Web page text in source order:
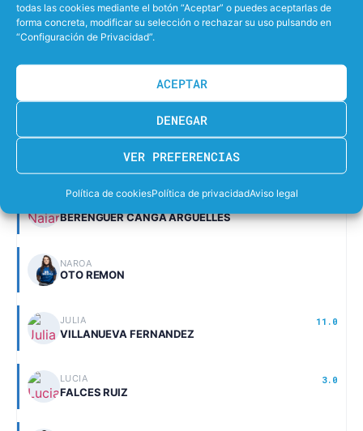
todas las cookies mediante el botón “Aceptar” o puedes aceptarlas de
forma concreta, modificar su selección o rechazar su uso pulsando en
“Configuración de Privacidad”.
ACEPTAR
DENEGAR
VER PREFERENCIAS
Política de cookiesPolítica de privacidadAviso legal
ANE 39.6
CUERVO HENANDORENA
URIZAR MOLINA
CASADO SANTIAGO
BERENGUER CANGA ARGUELLES
NAROA
OTO REMON
JULIA 11.0
VILLANUEVA FERNANDEZ
LUCIA 3.0
FALCES RUIZ